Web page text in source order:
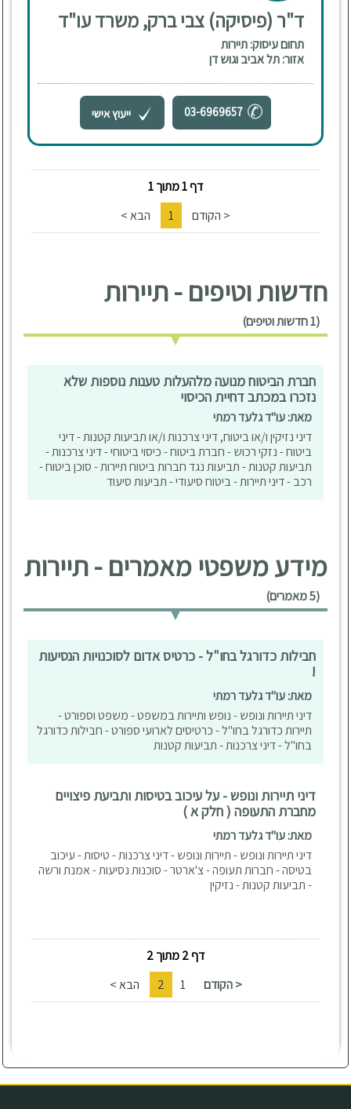
ד"ר (פיסיקה) צבי ברק, משרד עו"ד
תחום עיסוק: תיירות
אזור: תל אביב וגוש דן
03-6969657 ייעוץ אישי
דף 1 מתוך 1
< הקודם
1 הבא >
חדשות וטיפים - תיירות
(1 חדשות וטיפים)
חברת הביטוח מנועה מלהעלות טענות נוספות שלא
נזכרו במכתב דחיית הכיסוי
מאת: עו"ד גלעד רמתי
דיני נזיקין ו/או ביטוח, דיני צרכנות ו/או תביעות קטנות - דיני
ביטוח - נזקי רכוש - חברת ביטוח - כיסוי ביטוחי - דיני צרכנות -
תביעות קטנות - תביעות נגד חברות ביטוח תיירות - סוכן ביטוח -
רכב - דיני תיירות - ביטוח סיעודי - תביעות סיעוד
מידע משפטי מאמרים - תיירות
(5 מאמרים)
חבילות כדורגל בחו"ל - כרטיס אדום לסוכנויות הנסיעות
!
מאת: עו"ד גלעד רמתי
דיני תיירות ונופש - נופש ותיירות במשפט - משפט וספורט -
תיירות כדורגל בחו"ל - כרטיסים לארועי ספורט - חבילות כדורגל
בחו"ל - דיני צרכנות - תביעות קטנות
דיני תיירות ונופש - על עיכוב בטיסות ותביעת פיצויים
מחברת התעופה ( חלק א )
מאת: עו"ד גלעד רמתי
דיני תיירות ונופש - תיירות ונופש - דיני צרכנות - טיסות - עיכוב
בטיסה - חברות תעופה - צ'ארטר - סוכנות נסיעות - אמנת ורשה
- תביעות קטנות - נזיקין
דף 2 מתוך 2
< הקודם
1
2 הבא >